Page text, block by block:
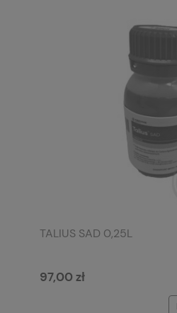
TALIUS SAD 0,25L
97,00 zł